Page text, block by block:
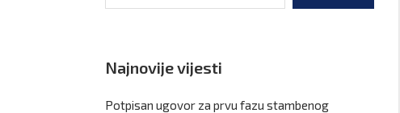
Najnovije vijesti
Potpisan ugovor za prvu fazu stambenog